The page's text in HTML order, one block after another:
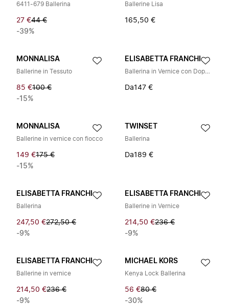
6411-679 Ballerina
27 €44 €
-39%
Ballerine Lisa
165,50 €
MONNALISA
Ballerine in Tessuto
85 €100 €
-15%
ELISABETTA FRANCHI
Ballerina in Vernice con Doppia Fascetta Logo
Da147 €
MONNALISA
Ballerine in vernice con fiocco
149 €175 €
-15%
TWINSET
Ballerina
Da189 €
ELISABETTA FRANCHI
Ballerina
247,50 €272,50 €
-9%
ELISABETTA FRANCHI
Ballerine in Vernice
214,50 €236 €
-9%
ELISABETTA FRANCHI
Ballerine in vernice
214,50 €236 €
-9%
MICHAEL KORS
Kenya Lock Ballerina
56 €80 €
-30%